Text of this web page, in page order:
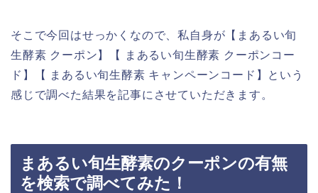
そこで今回はせっかくなので、私自身が【まあるい旬
生酵素 クーポン】【 まあるい旬生酵素 クーポンコー
ド】【 まあるい旬生酵素 キャンペーンコード】という
感じで調べた結果を記事にさせていただきます。
まあるい旬生酵素のクーポンの有無
を検索で調べてみた！